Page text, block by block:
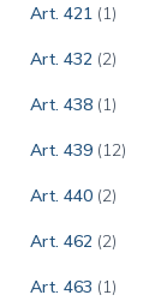
Art. 421 (1)
Art. 432 (2)
Art. 438 (1)
Art. 439 (12)
Art. 440 (2)
Art. 462 (2)
Art. 463 (1)